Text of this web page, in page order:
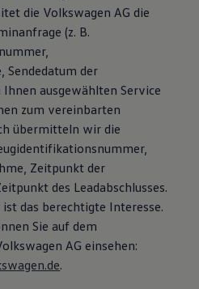
die Volkswagen AG die
(z. B.
Sendedatum der
ausgewählten Service
zum vereinbarten
übermitteln wir die
Zeitpunkt der
des Leadabschlusses.
das berechtigte Interesse.
Sie auf dem
AG einsehen:
.